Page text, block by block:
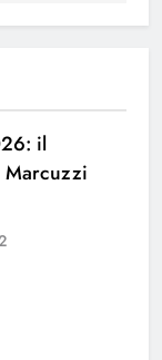
il
Marcuzzi